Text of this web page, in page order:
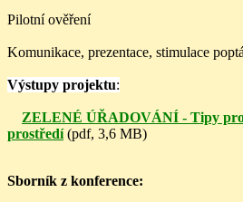
Pilotní ověření
Komunikace, prezentace, stimulace
Výstupy projektu:
ZELENÉ ÚŘADOVÁNÍ - Tipy
prostředí (pdf, 3,6 MB)
Sborník z konference: